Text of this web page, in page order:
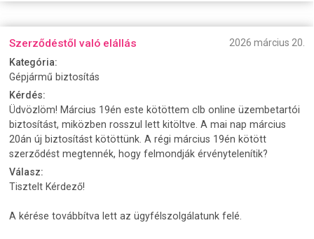
Szerződéstől való elállás
2026 március 20.
Kategória:
Gépjármű biztosítás
Kérdés:
Üdvözlöm! Március 19én este kötöttem clb online üzembetartói
biztosítást, miközben rosszul lett kitöltve. A mai nap március
20án új biztosítást kötöttünk. A régi március 19én kötött
szerződést megtennék, hogy felmondják érvénytelenítik?
Válasz:
Tisztelt Kérdező!
A kérése továbbítva lett az ügyfélszolgálatunk felé.